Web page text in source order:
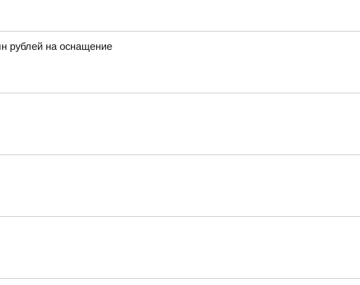
рублей на оснащение